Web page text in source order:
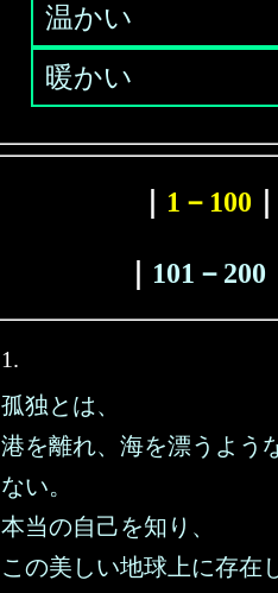
温かい
暖かい
1－100
101－200
1.
孤独とは、
港を離れ、海を漂うよう
ない。
本当の自己を知り、
この美しい地球上に存在